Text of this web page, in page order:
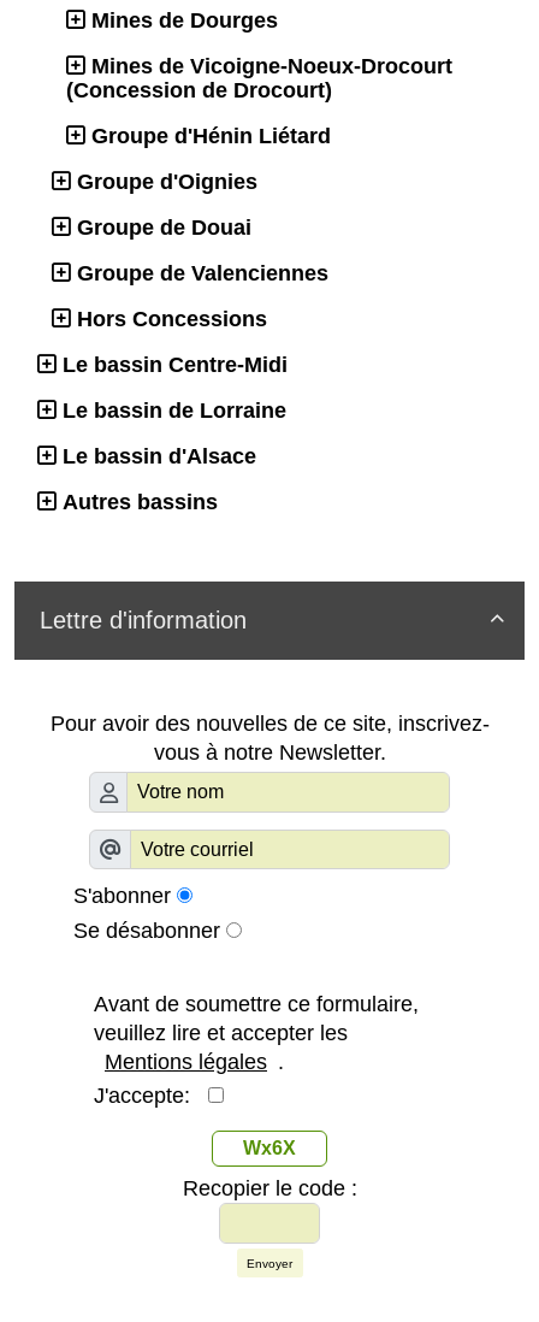
Mines de Dourges
Mines de Vicoigne-Noeux-Drocourt
(Concession de Drocourt)
Groupe d'Hénin Liétard
Groupe d'Oignies
Groupe de Douai
Groupe de Valenciennes
Hors Concessions
Le bassin Centre-Midi
Le bassin de Lorraine
Le bassin d'Alsace
Autres bassins

Lettre d'information
Pour avoir des nouvelles de ce site, inscrivez-
vous à notre Newsletter.
S'abonner
Se désabonner
Avant de soumettre ce formulaire,
veuillez lire et accepter les
Mentions légales .
J'accepte:
Wx6X
Recopier le code :
Envoyer